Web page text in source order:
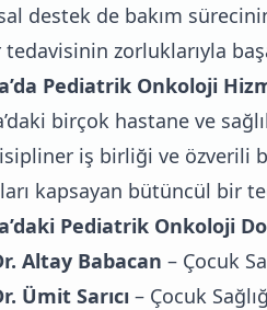
destek de bakım
zorluklarıyla
Pediatrik Onkoloji
birçok hastane ve
iş birliği ve özverili
kapsayan bütüncül bir
Pediatrik Onkoloji
Altay Babacan – Çocuk
Ümit Sarıcı – Çocuk